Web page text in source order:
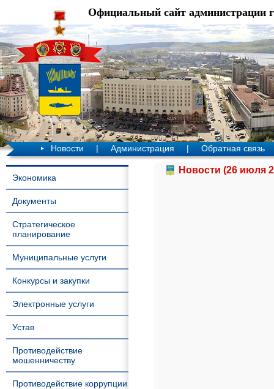
Официальный сайт администрации
Новости | Администрация | Обратная связь
Экономика
Документы
Стратегическое
планирование
Муниципальные услуги
Конкурсы и закупки
Электронные услуги
Устав
Противодействие
мошенничеству
Противодействие коррупции
Новости (26 июля